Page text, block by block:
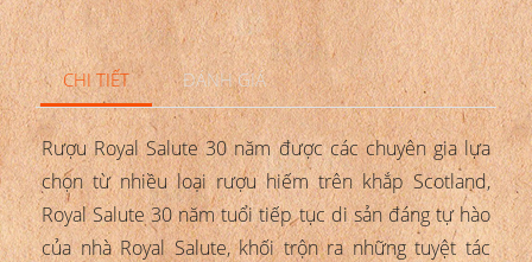
CHI TIẾT ĐÁNH GIÁ
Rượu Royal Salute 30 năm được các chuyên gia lựa
chọn từ nhiều loại rượu hiếm trên khắp Scotland,
Royal Salute 30 năm tuổi tiếp tục di sản đáng tự hào
của nhà Royal Salute, khối trộn ra những tuyệt tác